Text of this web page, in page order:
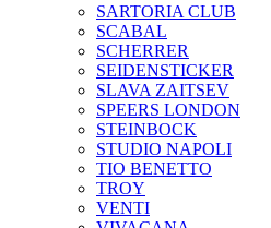
SARTORIA CLUB
SCABAL
SCHERRER
SEIDENSTICKER
SLAVA ZAITSEV
SPEERS LONDON
STEINBOCK
STUDIO NAPOLI
TIO BENETTO
TROY
VENTI